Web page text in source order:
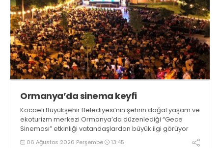
Ormanya’da sinema keyfi
Kocaeli Büyükşehir Belediyesi’nin şehrin doğal yaşam ve
ekoturizm merkezi Ormanya’da düzenlediği “Gece
Sineması” etkinliği vatandaşlardan büyük ilgi görüyor
06 Ağustos 2026 Perşembe 13:45